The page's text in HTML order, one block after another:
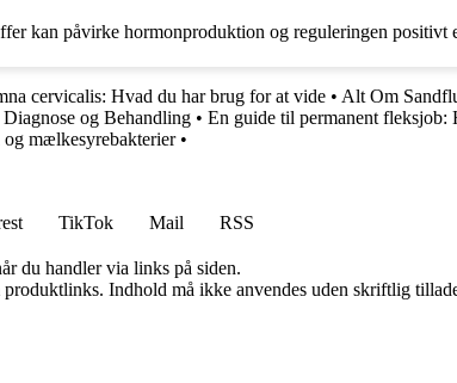
kan påvirke hormonproduktion og reguleringen positivt
cervicalis: Hvad du har brug for at vide • Alt Om
og Behandling • En guide til permanent fleksjob:
mælkesyrebakterier•
TikTok Mail
RSS
du handler via links på siden.
Indhold må ikke anvendes uden skriftlig